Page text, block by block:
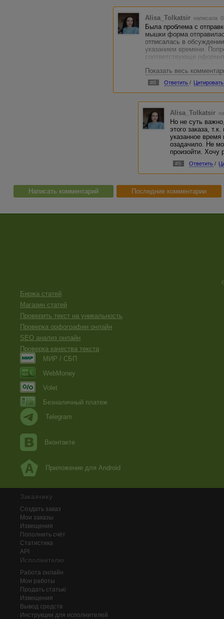
Alisa_Tolkatsir написала
Была проблема с
мышки форма
отписалась в
указанием времени.
соответствующе
обращалась, в ответ
подтверждение того,
хотя на моих скринах
Показать весь
#8 Ответить / Цитировать
Alisa_Tolkatsir
Но не суть
этого заказа,
указанное время
озадачило. Не
произойти. Хочу
#9 Ответить /
Написать комментарий Последние комментарии
Биржа статей
Магазин статей
Проверить текст на уникальность
Проверка орфографии онлайн
SEO анализ онлайн
Проверка качества текста
МИР / СБП
WebMoney
Volet
Безналичный платеж
Telegram
Вконтакте
Приложение для Android
Заказчику
Создать заказ
Мои заказы
Извещения
Пополнить счёт
Статистика
API
Исполнителю
Работа онлайн
Мои работы
Продать статью
Извещения
Вывод средств
Инструкции для исполнителей